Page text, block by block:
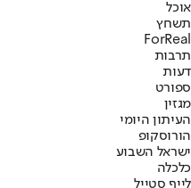
אוכל
תשחץ
ForReal
תרבות
דעות
ספורט
מגזין
העיתון היומי
הורוסקופ
ישראל השבוע
כלכלה
לייף סטייל